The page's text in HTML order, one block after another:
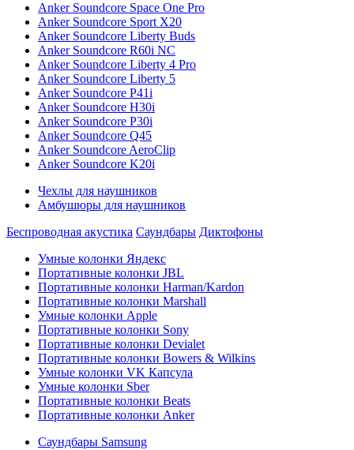
Anker Soundcore Space One Pro
Anker Soundcore Sport X20
Anker Soundcore Liberty Buds
Anker Soundcore R60i NC
Anker Soundcore Liberty 4 Pro
Anker Soundcore Liberty 5
Anker Soundcore P41i
Anker Soundcore H30i
Anker Soundcore P30i
Anker Soundcore Q45
Anker Soundcore AeroClip
Anker Soundcore K20i
Чехлы для наушников
Амбушюры для наушников
Беспроводная акустика Саундбары Диктофоны
Умные колонки Яндекс
Портативные колонки JBL
Портативные колонки Harman/Kardon
Портативные колонки Marshall
Умные колонки Apple
Портативные колонки Sony
Портативные колонки Devialet
Портативные колонки Bowers & Wilkins
Умные колонки VK Капсула
Умные колонки Sber
Портативные колонки Beats
Портативные колонки Anker
Саундбары Samsung